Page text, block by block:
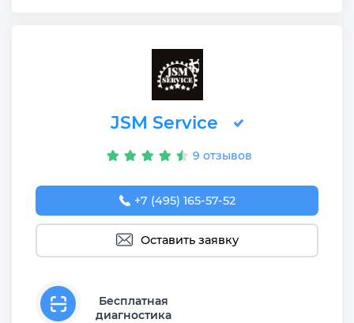
JSM Service
9 отзывов
+7 (495) 165-57-52
Оставить заявку
Бесплатная
диагностика